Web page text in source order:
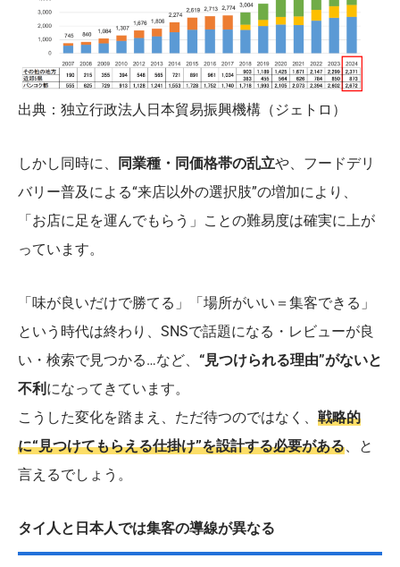
出典：独立行政法人日本貿易振興機構（ジェトロ）
しかし同時に、 同業種・同価格帯の乱立や、フードデリ
バリー普及による“来店以外の選択肢”の増加により、
「お店に足を運んでもらう」ことの難易度は確実に上が
っています。
「味が良いだけで勝てる」「場所がいい＝集客できる」
という時代は終わり、SNSで話題になる・レビューが良
い・検索で見つかる…など、 “見つけられる理由”がないと
不利 になってきています。
こうした変化を踏まえ、ただ待つのではなく、 戦略的
に“見つけてもらえる仕掛け”を設計する必要がある、と
言えるでしょう。
タイ人と日本人では集客の導線が異なる